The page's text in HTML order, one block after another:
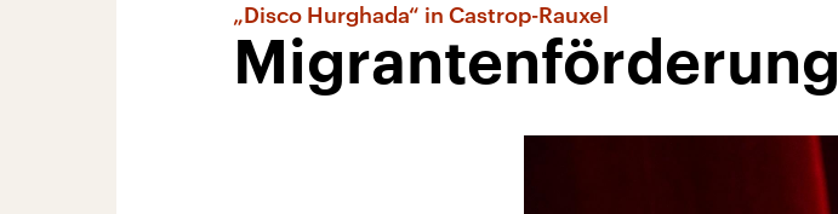
„Disco Hurghada“ in Castrop-Rauxel